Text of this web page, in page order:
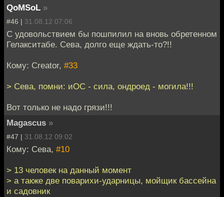
QoMSoL »
#46 | 31.08.12 07:06
С удовольствием бы пошпилил на вновь обретенном
Гелакситабе. Сева, долго еще ждать-то?!!
Кому: Creator, #33
> Сева, помни: иОС - сила, ондроед - могила!!!
Вот только не надо грязи!!!
Magascus »
#47 | 31.08.12 09:02
Кому: Сева, #10
> 13 человек на данный момент
> а также две поварихи-ударницы, мойщик бассейна
и садовник